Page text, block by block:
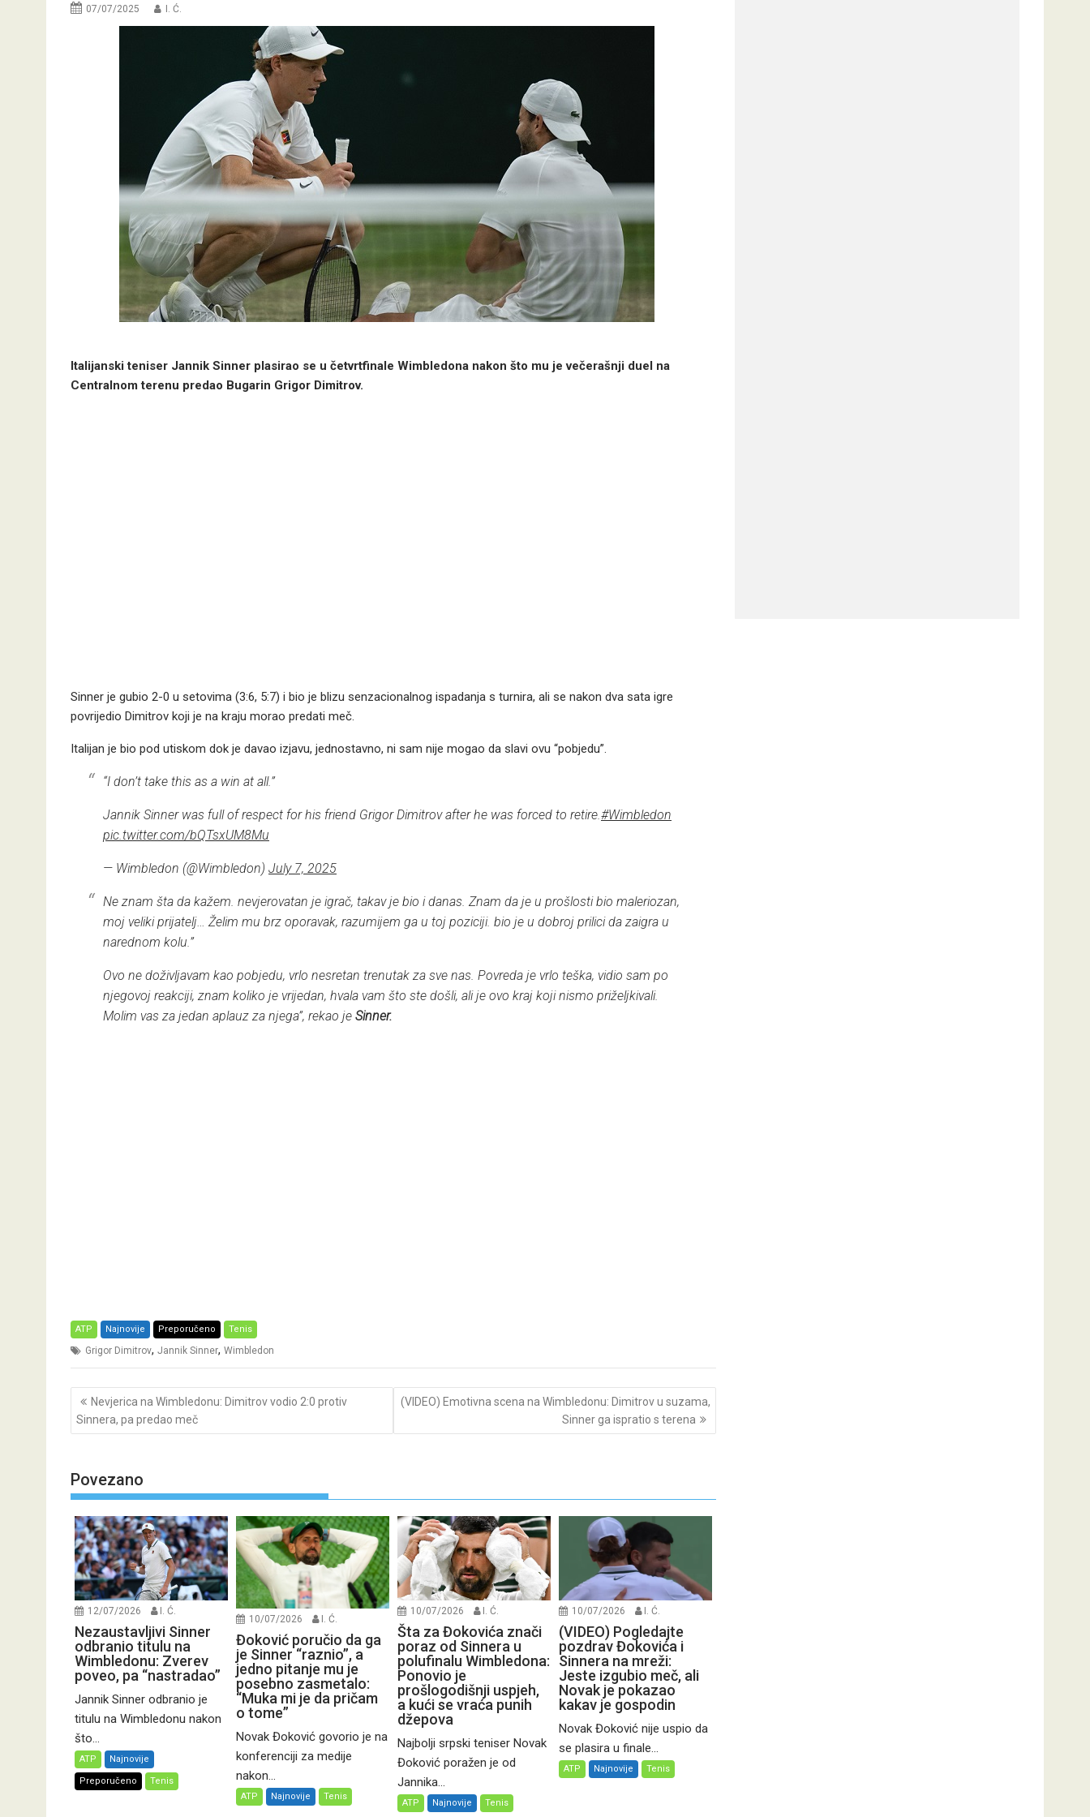
07/07/2025 I. Ć.
Italijanski teniser Jannik Sinner plasirao se u četvrtfinale Wimbledona nakon što mu je večerašnji duel na
Centralnom terenu predao Bugarin Grigor Dimitrov.
Sinner je gubio 2-0 u setovima (3:6, 5:7) i bio je blizu senzacionalnog ispadanja s turnira, ali se nakon dva sata igre
povrijedio Dimitrov koji je na kraju morao predati meč.
Italijan je bio pod utiskom dok je davao izjavu, jednostavno, ni sam nije mogao da slavi ovu “pobjedu”.
“I don’t take this as a win at all.”
Jannik Sinner was full of respect for his friend Grigor Dimitrov after he was forced to retire.#Wimbledon
pic.twitter.com/bQTsxUM8Mu
— Wimbledon (@Wimbledon) July 7, 2025
Ne znam šta da kažem. nevjerovatan je igrač, takav je bio i danas. Znam da je u prošlosti bio maleriozan,
moj veliki prijatelj… Želim mu brz oporavak, razumijem ga u toj poziciji. bio je u dobroj prilici da zaigra u
narednom kolu.”
Ovo ne doživljavam kao pobjedu, vrlo nesretan trenutak za sve nas. Povreda je vrlo teška, vidio sam po
njegovoj reakciji, znam koliko je vrijedan, hvala vam što ste došli, ali je ovo kraj koji nismo priželjkivali.
Molim vas za jedan aplauz za njega”, rekao je Sinner.
ATP Najnovije Preporučeno Tenis
Grigor Dimitrov, Jannik Sinner, Wimbledon
Post
navigation
Nevjerica na Wimbledonu: Dimitrov vodio 2:0 protiv
Sinnera, pa predao meč
(VIDEO) Emotivna scena na Wimbledonu: Dimitrov u suzama,
Sinner ga ispratio s terena
Povezano
12/07/2026 I. Ć.
Nezaustavljivi Sinner
odbranio titulu na
Wimbledonu: Zverev
poveo, pa “nastradao”
Jannik Sinner odbranio je
titulu na Wimbledonu nakon
što...
ATP Najnovije
Preporučeno Tenis
10/07/2026 I. Ć.
Đoković poručio da ga
je Sinner “raznio”, a
jedno pitanje mu je
posebno zasmetalo:
“Muka mi je da pričam
o tome”
Novak Đoković govorio je na
konferenciji za medije
nakon...
ATP Najnovije Tenis
10/07/2026 I. Ć.
Šta za Đokovića znači
poraz od Sinnera u
polufinalu Wimbledona:
Ponovio je
prošlogodišnji uspjeh,
a kući se vraća punih
džepova
Najbolji srpski teniser Novak
Đoković poražen je od
Jannika...
ATP Najnovije Tenis
10/07/2026 I. Ć.
(VIDEO) Pogledajte
pozdrav Đokovića i
Sinnera na mreži:
Jeste izgubio meč, ali
Novak je pokazao
kakav je gospodin
Novak Đoković nije uspio da
se plasira u finale...
ATP Najnovije Tenis